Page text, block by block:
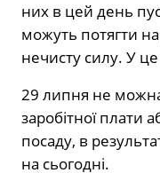
них в цей день
можуть потягти
нечисту силу. У
29 липня не
заробітної плати
посаду, в
на сьогодні.